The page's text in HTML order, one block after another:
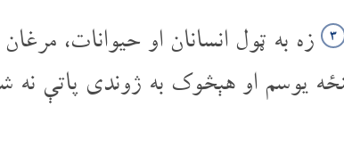
۳
زه به ټول انسانان او حیوانات، مرغان
یوسم او هېڅوک به ژوندی پاتې